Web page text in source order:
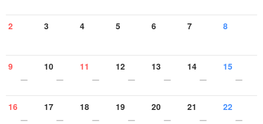
2 3 4 5 6 7 8
9 10 11 12 13 14 15
16 17 18 19 20 21 22